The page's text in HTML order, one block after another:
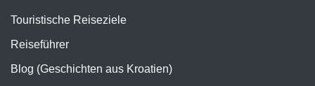
Touristische Reiseziele
Reiseführer
Blog (Geschichten aus Kroatien)